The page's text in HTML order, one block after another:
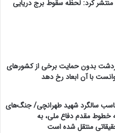
منتشر کرد: لحظه سقوط برج دریایی
بدون حمایت برخی از کشورهای
با آن ابعاد رخ دهد
سالگرد شهید طهرانچی/ جنگ‌های
خطوط مقدم دفاع ملی، به
منتقل شده است